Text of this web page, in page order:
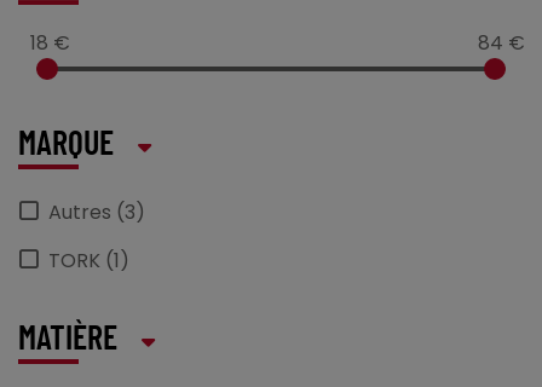
18 € 84 €
MARQUE
Autres (3)
TORK (1)
MATIÈRE